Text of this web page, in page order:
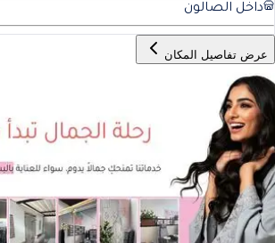
داخل الصالون
عرض تفاصيل المكان